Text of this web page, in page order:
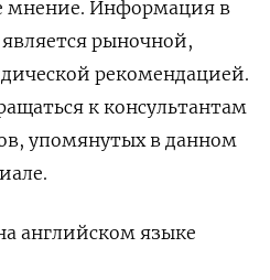
мнение. Информация в
рыночной,
рекомендацией.
к консультантам
упомянутых в данном
английском языке